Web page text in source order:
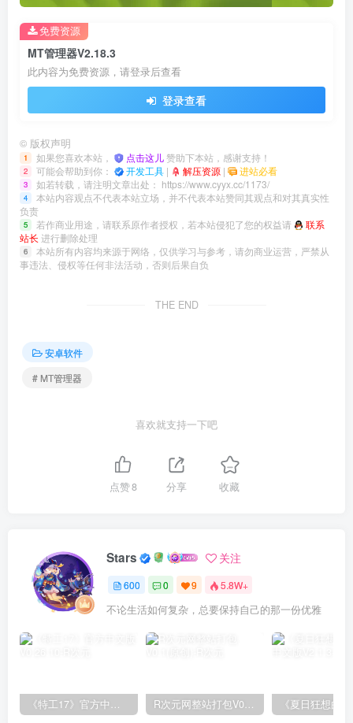
MT管理器V2.18.3
此内容为免费资源，请登录后查看
登录查看
免费资源
© 版权声明
1 如果您喜欢本站， 点击这儿赞助下本站，感谢支持！
2 可能会帮助到你： 开发工具 | 解压资源 | 进站必看
3 如若转载，请注明文章出处： https://www.cyyx.cc/1173/
4
本站内容观点不代表本站立场，并不代表本站赞同其观点和对其真实性
负责
5 若作商业用途，请联系原作者授权，若本站侵犯了您的权益请
联系
站长 进行删除处理
6
本站所有内容均来源于网络，仅供学习与参考，请勿商业运营，严禁从
事违法、侵权等任何非法活动，否则后果自负
THE END
安卓软件
# MT管理器
喜欢就支持一下吧
点赞8 分享 收藏
Stars 关注
600 0 9 5.8W+
不论生活如何复杂，总要保持自己的那一份优雅
《特工17》官方中文版V0.26.10 R次元网整站打包V0.1(原创)